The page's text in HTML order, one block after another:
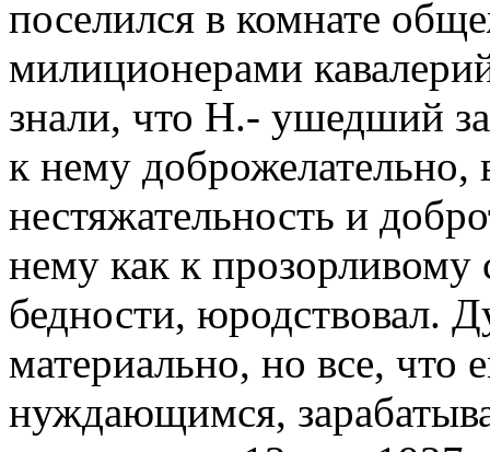
поселился в комнате
милиционерами
знали, что Н.- ушедший
к нему
нестяжательность и
нему как к
бедности, юродствовал.
материально, но все, что
нуждающимся,